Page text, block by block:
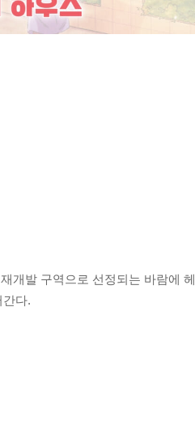
개발 구역으로 선정되는 바람에 헤
다.